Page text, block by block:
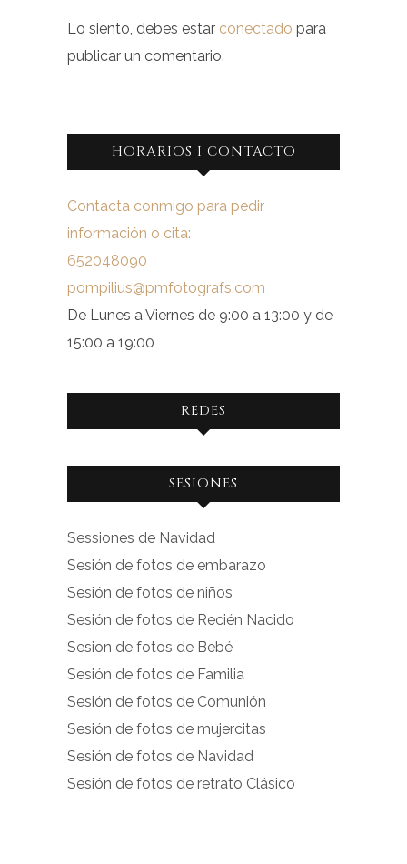
Lo siento, debes estar conectado para
publicar un comentario.
HORARIOS I CONTACTO
Contacta conmigo para pedir
información o cita:
652048090
pompilius@pmfotografs.com
De Lunes a Viernes de 9:00 a 13:00 y de
15:00 a 19:00
REDES
Ver
facebook.com
en
Facebook
Ver
instagram.com
en
Instagram
SESIONES
Sessiones de Navidad
Sesión de fotos de embarazo
Sesión de fotos de niños
Sesión de fotos de Recién Nacido
Sesion de fotos de Bebé
Sesión de fotos de Familia
Sesión de fotos de Comunión
Sesión de fotos de mujercitas
Sesión de fotos de Navidad
Sesión de fotos de retrato Clásico